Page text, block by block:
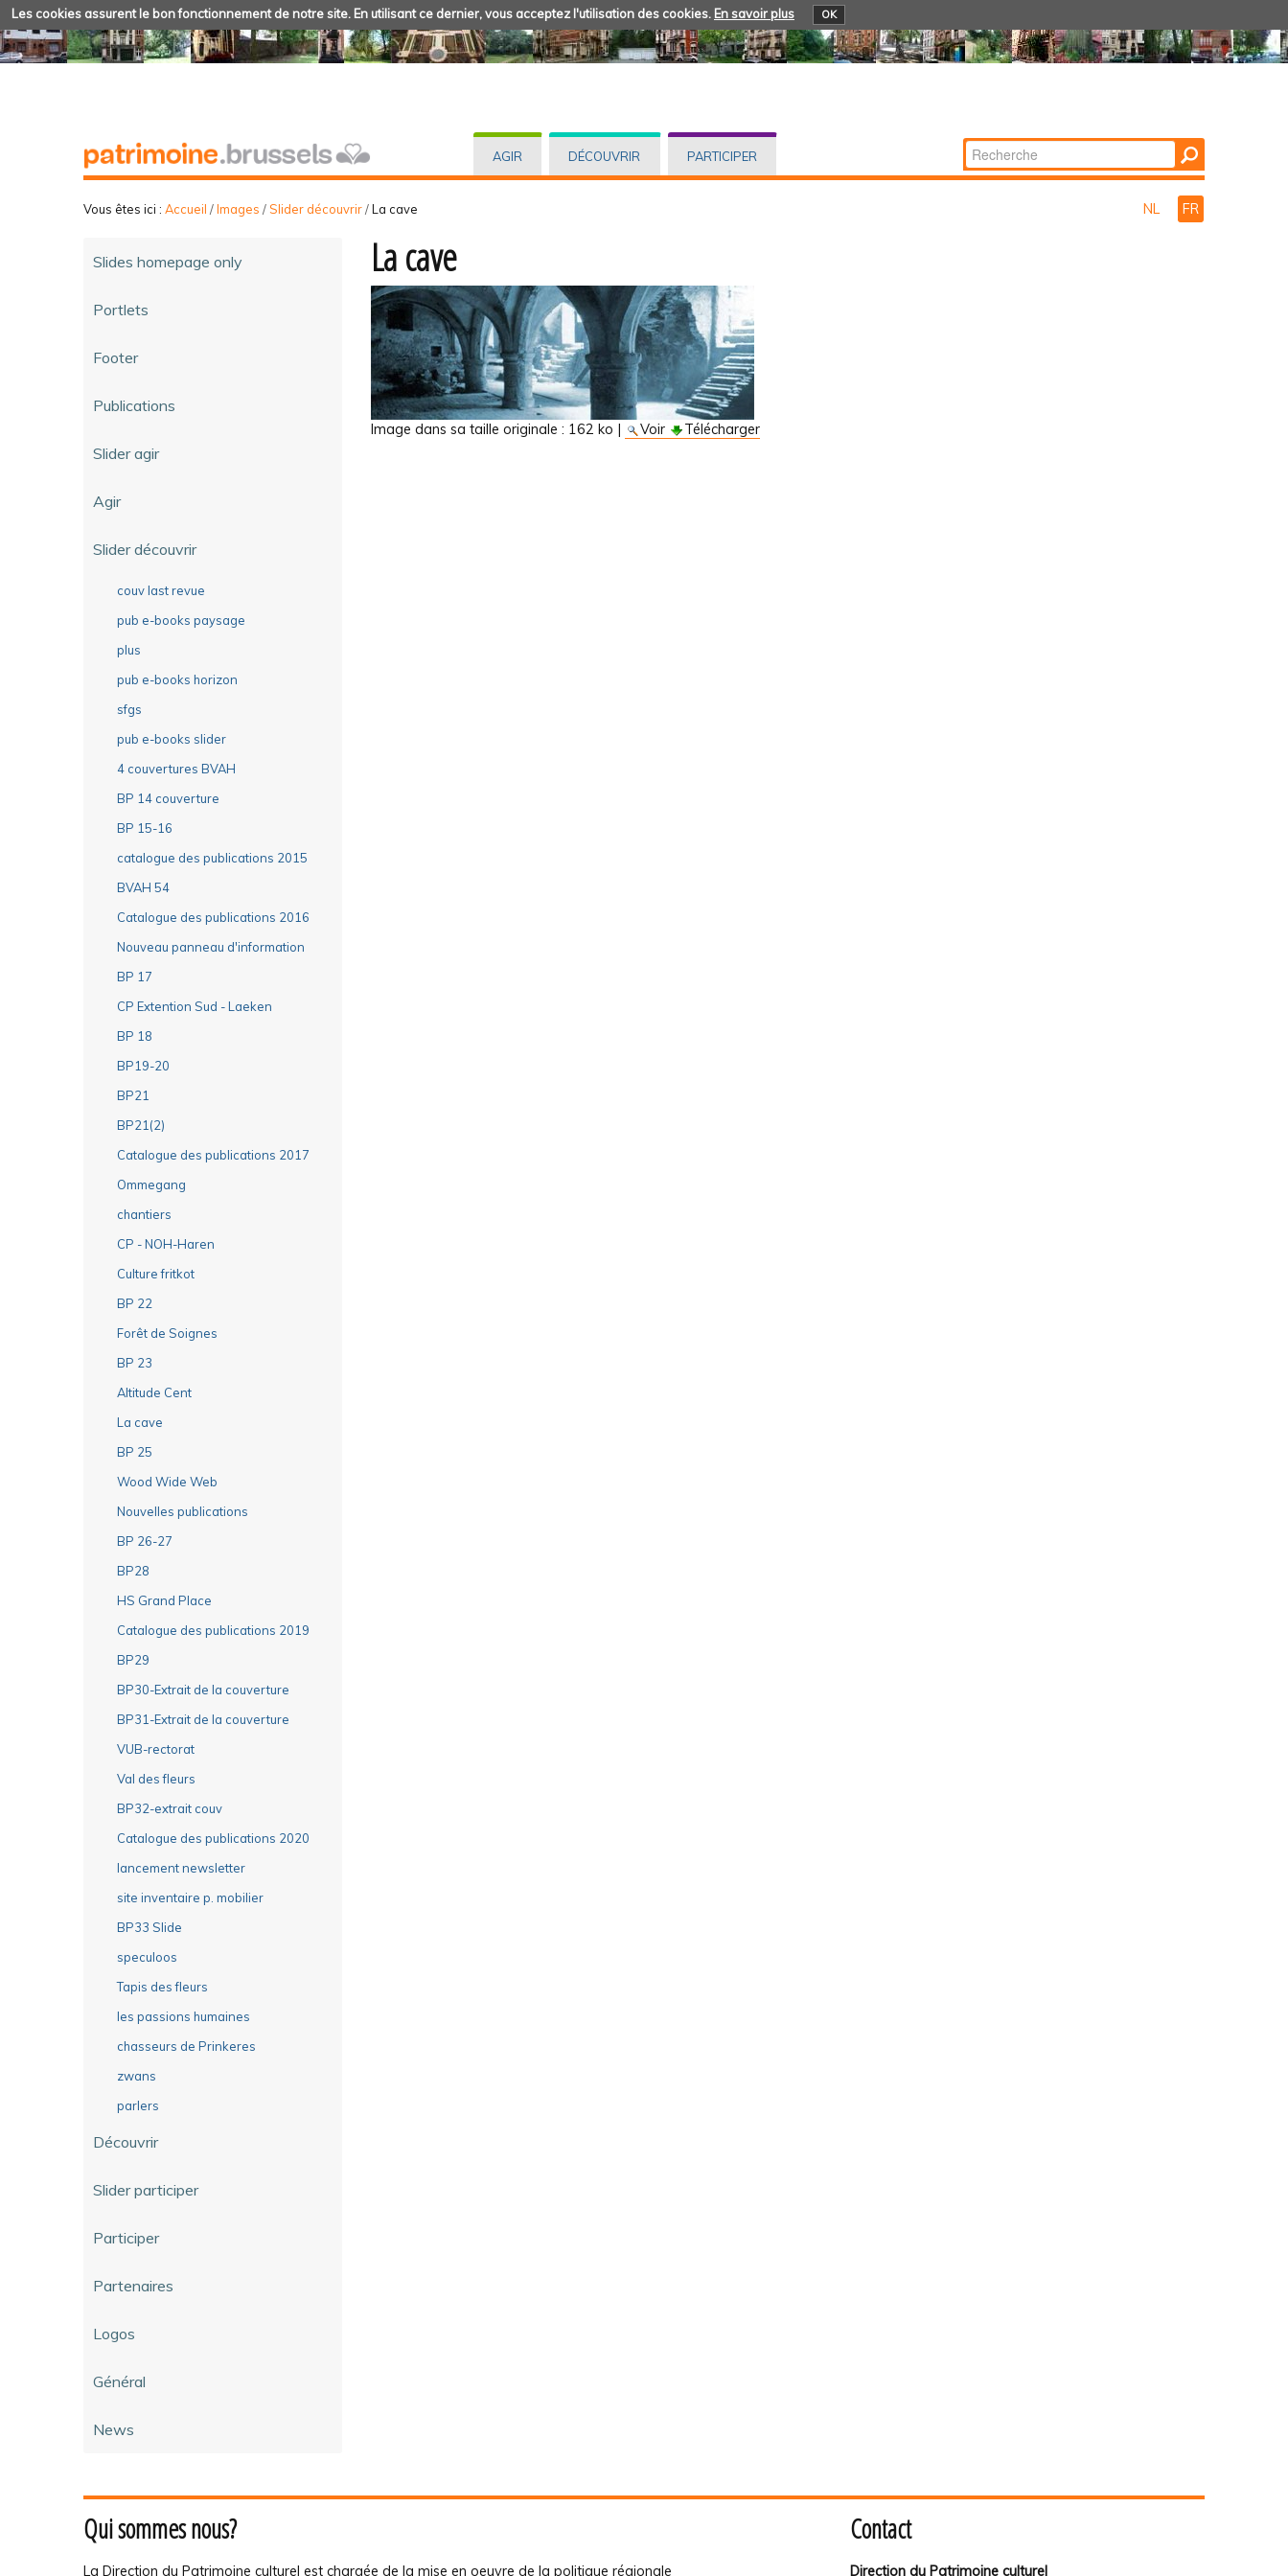
Les cookies assurent le bon fonctionnement de notre site. En utilisant ce dernier, vous acceptez l'utilisation des cookies. En savoir plus OK
AGIR DÉCOUVRIR PARTICIPER Chercher par
Recherche
Vous êtes ici : Accueil /Images /Slider découvrir/La cave NL FR
Slides homepage only
Portlets
Footer
Publications
Slider agir
Agir
Slider découvrir
couv last revue
pub e-books paysage
plus
pub e-books horizon
sfgs
pub e-books slider
4 couvertures BVAH
BP 14 couverture
BP 15-16
catalogue des publications 2015
BVAH 54
Catalogue des publications 2016
Nouveau panneau d'information
BP 17
CP Extention Sud - Laeken
BP 18
BP19-20
BP21
BP21(2)
Catalogue des publications 2017
Ommegang
chantiers
CP - NOH-Haren
Culture fritkot
BP 22
Forêt de Soignes
BP 23
Altitude Cent
La cave
BP 25
Wood Wide Web
Nouvelles publications
BP 26-27
BP28
HS Grand Place
Catalogue des publications 2019
BP29
BP30-Extrait de la couverture
BP31-Extrait de la couverture
VUB-rectorat
Val des fleurs
BP32-extrait couv
Catalogue des publications 2020
lancement newsletter
site inventaire p. mobilier
BP33 Slide
speculoos
Tapis des fleurs
les passions humaines
chasseurs de Prinkeres
zwans
parlers
Découvrir
Slider participer
Participer
Partenaires
Logos
Général
News
La cave
Image dans sa taille originale : 162 ko | Voir Télécharger
Qui sommes nous?
La Direction du Patrimoine culturel est chargée de la mise en oeuvre de la politique régionale
Contact
Direction du Patrimoine culturel